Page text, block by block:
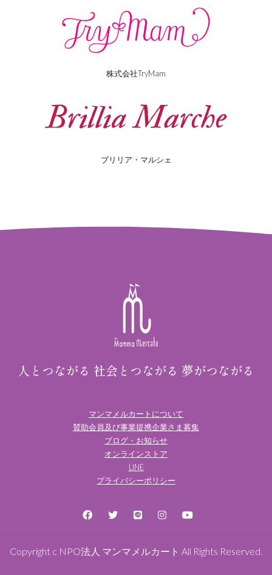
株式会社TryMam
ブリリア・マルシェ
人とつながる 社会とつながる 夢がつながる
マンマメルカートについて
賛助会員及び事業提携企業さま募集
ブログ・お知らせ
オンラインストア
LINE
プライバシーポリシー
Copyright c NPO法人 マンマメルカート All Rights Reserved.